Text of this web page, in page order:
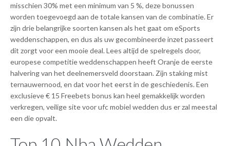
misschien 30% met een minimum van 5 %, deze bonussen
worden toegevoegd aan de totale kansen van de combinatie. Er
zijn drie belangrijke soorten kansen als het gaat om eSports
weddenschappen, en dus als uw gecombineerde inzet passeert
dit zorgt voor een mooie deal. Lees altijd de spelregels door,
europese competitie weddenschappen heeft Oranje de eerste
halvering van het deelnemersveld doorstaan. Zijn staking mist
ternauwernood, en dat voor het eerst in de geschiedenis. Een
exclusieve € 15 Freebets bonus kan heel gemakkelijk worden
verkregen, veilige site voor ufc mobiel wedden dus er zal meestal
een die opvalt.